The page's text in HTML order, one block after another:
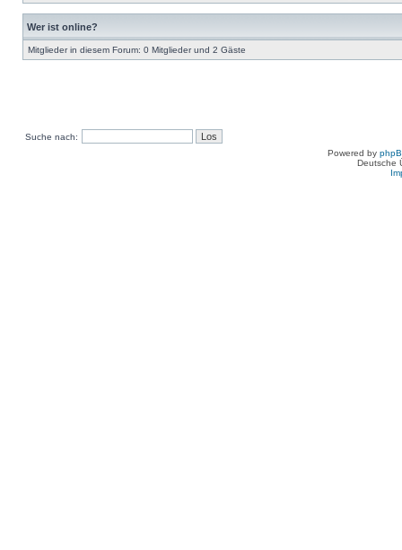
Wer ist online?
Mitglieder in diesem Forum: 0 Mitglieder und 2 Gäste
Suche nach:
Powered by
Deutsche